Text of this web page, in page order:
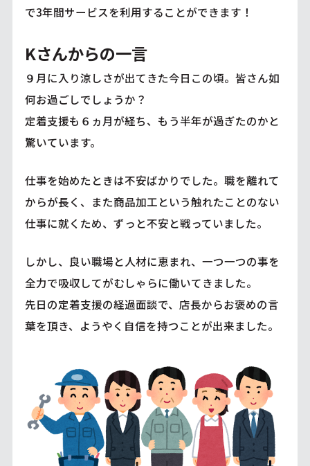
で3年間サービスを利用することができます！
Kさんからの一言
９月に入り涼しさが出てきた今日この頃。皆さん如
何お過ごしでしょうか？
定着支援も６ヵ月が経ち、もう半年が過ぎたのかと
驚いています。
仕事を始めたときは不安ばかりでした。職を離れて
からが長く、また商品加工という触れたことのない
仕事に就くため、ずっと不安と戦っていました。
しかし、良い職場と人材に恵まれ、一つ一つの事を
全力で吸収してがむしゃらに働いてきました。
先日の定着支援の経過面談で、店長からお褒めの言
葉を頂き、ようやく自信を持つことが出来ました。